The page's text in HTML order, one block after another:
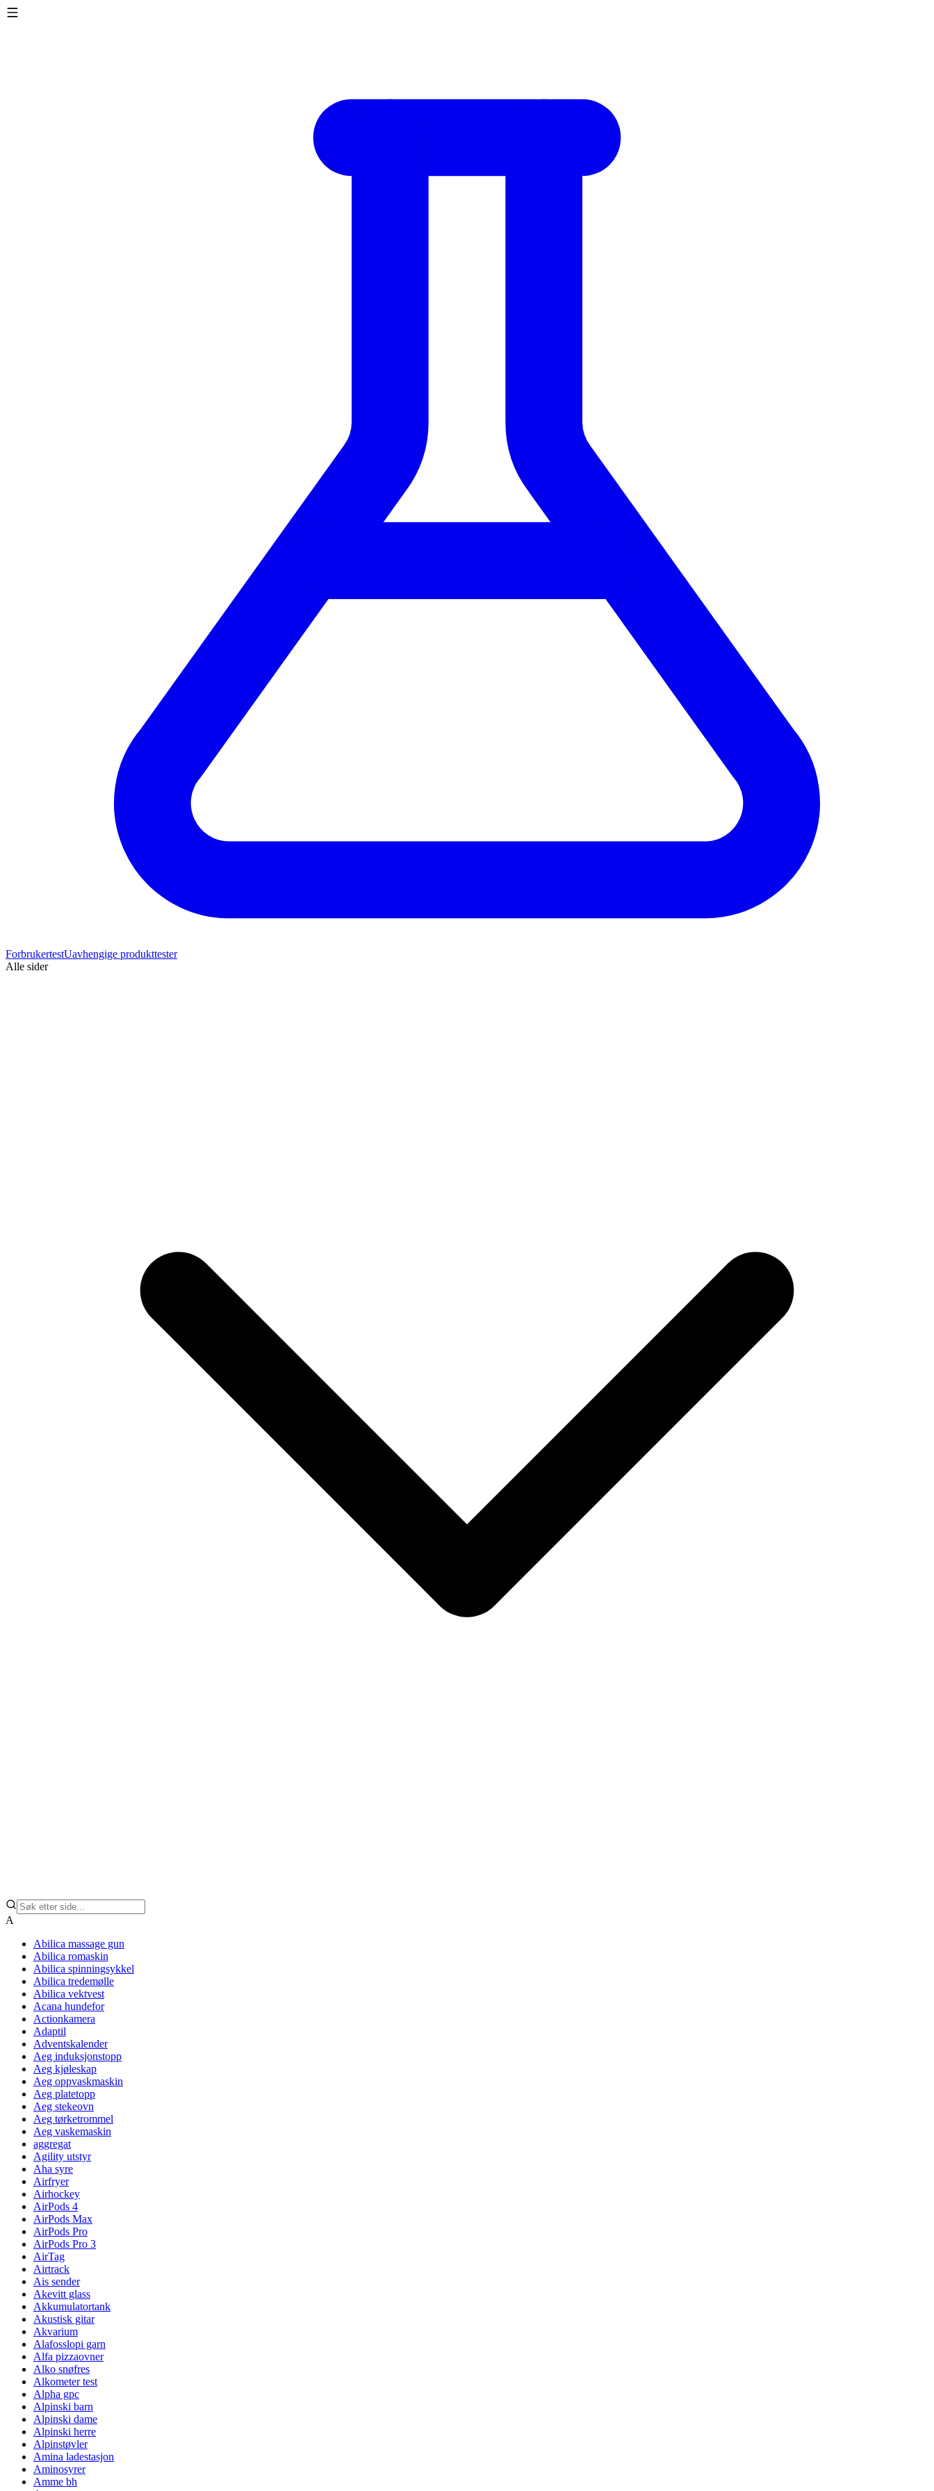
ForbrukertestUavhengige produkttester
Alle sider
A
Abilica massage gun
Abilica romaskin
Abilica spinningsykkel
Abilica tredemølle
Abilica vektvest
Acana hundefor
Actionkamera
Adaptil
Adventskalender
Aeg induksjonstopp
Aeg kjøleskap
Aeg oppvaskmaskin
Aeg platetopp
Aeg stekeovn
Aeg tørketrommel
Aeg vaskemaskin
aggregat
Agility utstyr
Aha syre
Airfryer
Airhockey
AirPods 4
AirPods Max
AirPods Pro
AirPods Pro 3
AirTag
Airtrack
Ais sender
Akevitt glass
Akkumulatortank
Akustisk gitar
Akvarium
Alafosslopi garn
Alfa pizzaovner
Alko snøfres
Alkometer test
Alpha gpc
Alpinski barn
Alpinski dame
Alpinski herre
Alpinstøvler
Amina ladestasjon
Aminosyrer
Amme bh